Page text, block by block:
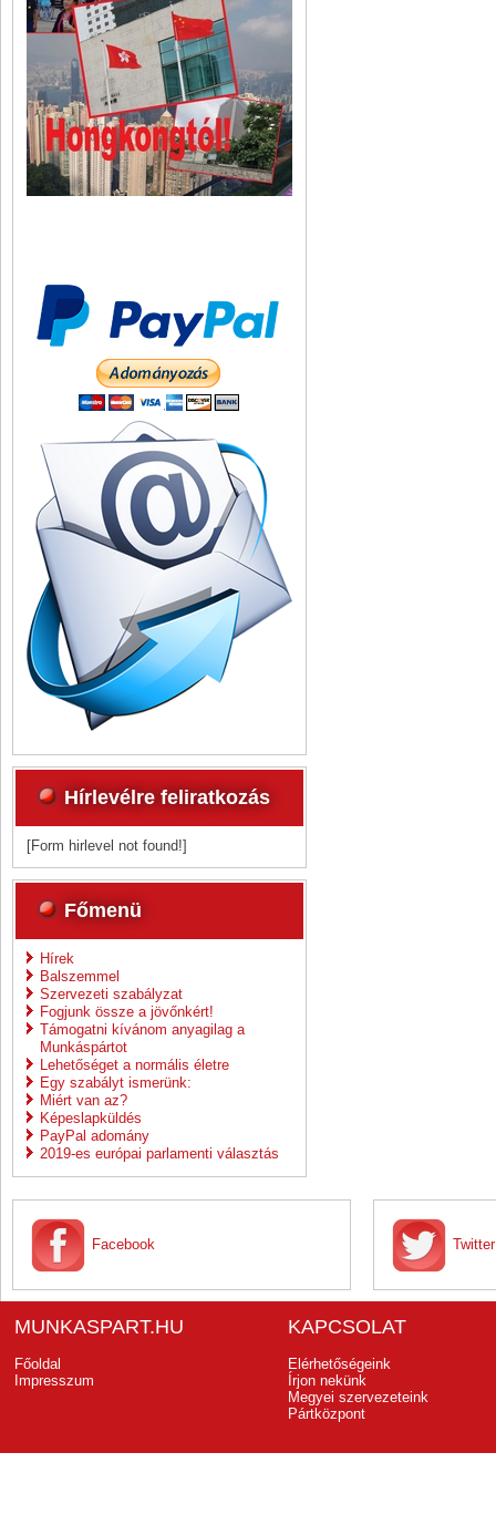
Hírlevélre feliratkozás
[Form hirlevel not found!]
Főmenü
Hírek
Balszemmel
Szervezeti szabályzat
Fogjunk össze a jövőnkért!
Támogatni kívánom anyagilag a
Munkáspártot
Lehetőséget a normális életre
Egy szabályt ismerünk:
Miért van az?
Képeslapküldés
PayPal adomány
2019-es európai parlamenti választás
Facebook Twitter
MUNKASPART.HU
Főoldal
Impresszum
KAPCSOLAT
Elérhetőségeink
Írjon nekünk
Megyei szervezeteink
Pártközpont